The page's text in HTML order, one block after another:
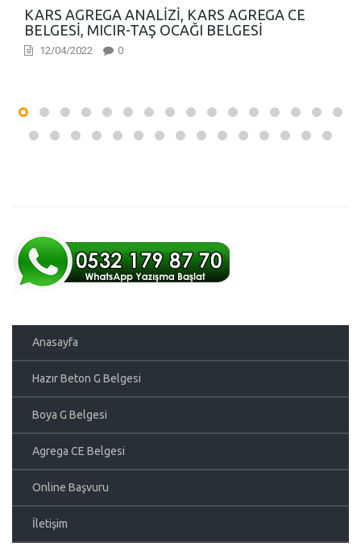
KARS AGREGA ANALIZI, KARS AGREGA CE
BELGESI, MICIR-TAŞ OCAĞI BELGESI
12/04/2022 0
Anasayfa
Hazır Beton G Belgesi
Boya G Belgesi
Agrega CE Belgesi
Online Başvuru
İletişim